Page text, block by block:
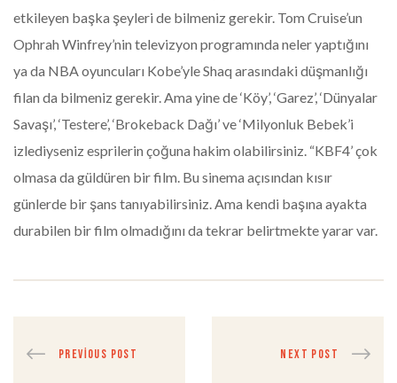
etkileyen başka şeyleri de bilmeniz gerekir. Tom Cruise’un
Ophrah Winfrey’nin televizyon programında neler yaptığını
ya da NBA oyuncuları Kobe’yle Shaq arasındaki düşmanlığı
filan da bilmeniz gerekir. Ama yine de ‘Köy’, ‘Garez’, ‘Dünyalar
Savaşı’, ‘Testere’, ‘Brokeback Dağı’ ve ‘Milyonluk Bebek’i
izlediyseniz esprilerin çoğuna hakim olabilirsiniz. “KBF4’ çok
olmasa da güldüren bir film. Bu sinema açısından kısır
günlerde bir şans tanıyabilirsiniz. Ama kendi başına ayakta
durabilen bir film olmadığını da tekrar belirtmekte yarar var.
PREVIOUS POST NEXT POST